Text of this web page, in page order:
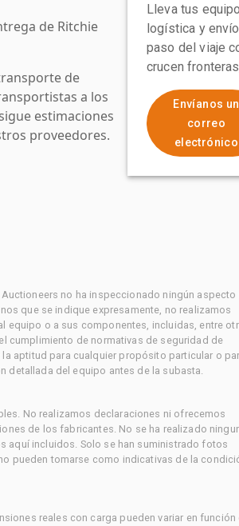
de Ritchie
de
a los
estimaciones
proveedores.
Lleva tus
logística y
paso del viaje
crucen
Envíanos un
correo
electrónico
no ha inspeccionado ningún aspecto
que se indique expresamente, no realizamos
o a sus componentes, incluidas, entre
cumplimiento de normativas de seguridad de
aptitud para cualquier propósito particular o
detallada del equipo antes de la subasta.
No realizamos declaraciones ni ofrecemos
de los fabricantes. No se ha realizado
aquí incluidos. Solo se han suministrado fotos
pueden tomarse como indicativas de la
reales con carga pueden variar en función